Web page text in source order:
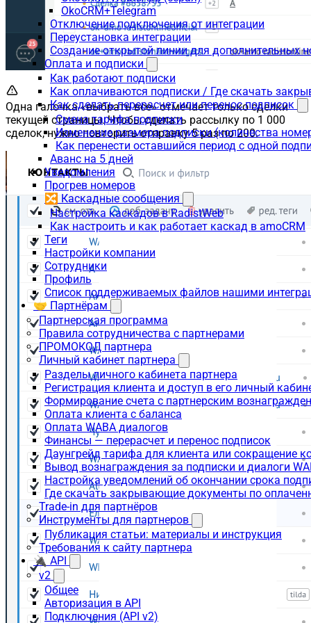
OkoCRM+Telegram
Отключение подключения от интеграции
Переустановка интеграции
Создание открытой линии для дополнительных
Оплата и подписки
Как работают подписки
Как оплачиваются подписки / Где скачать
Как сделать перерасчет или перенос подписок
Смена тарифа подписки
Изменение размера подписки (количества
Как перенести оставшийся период с одной
Аванс на 5 дней
Уведомления
Прогрев номеров
🔀 Каскадные сообщения
Настройка каскадов в RadistWeb
Как настроить и как работает каскад в amoCRM
Теги
Настройки компании
Сотрудники
Профиль
Список поддерживаемых файлов нашими
🤝 Партнёрам
Партнерская программа
Правила сотрудничества с партнерами
ПРОМОКОД партнера
Личный кабинет партнера
Разделы личного кабинета партнера
Регистрация клиента и доступ в его личный
Формирование счета с партнерским
Оплата клиента с баланса
Оплата WABA диалогов
Финансы — перерасчет и перенос подписок
Даунгрейд тарифа для клиента или сокращение
Вывод вознаграждения за подписки и диалоги
Настройка уведомлений об окончании срока
Где скачать закрывающие документы по
Trade-in для партнёров
Инструменты для партнеров
Публикация статьи: материалы и инструкция
Требования к сайту партнера
🔌 API
v2
Общее
Авторизация в API
Подключения (API v2)
Одна галочка «выбрать все» отмечает только сделки
текущей страницы. Чтобы сделать рассылку по 1 000
сделок, нужно повторить отправку 5 раз по 200.